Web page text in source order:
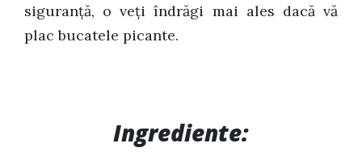
siguranţă, o veţi îndrăgi mai ales dacă vă
plac bucatele picante.
Ingrediente: